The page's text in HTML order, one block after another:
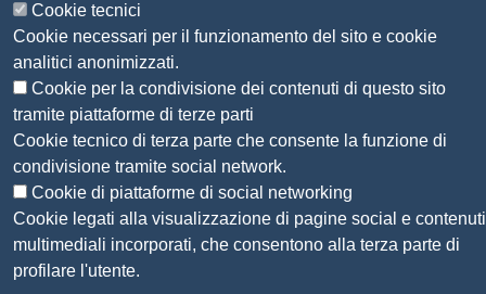
Dichiarazione di accessibilità
Feedback accessibilità
Siti tematici: Maremma e Tirreno Itinerari
© 2026 CAMERA DI COMMERCIO DELLA
MAREMMA E DEL TIRRENO
Cookie tecnici
Cookie necessari per il funzionamento del sito e cookie
analitici anonimizzati.
Cookie per la condivisione dei contenuti di questo sito
tramite piattaforme di terze parti
Cookie tecnico di terza parte che consente la funzione di
condivisione tramite social network.
Cookie di piattaforme di social networking
Cookie legati alla visualizzazione di pagine social e contenuti
multimediali incorporati, che consentono alla terza parte di
profilare l'utente.